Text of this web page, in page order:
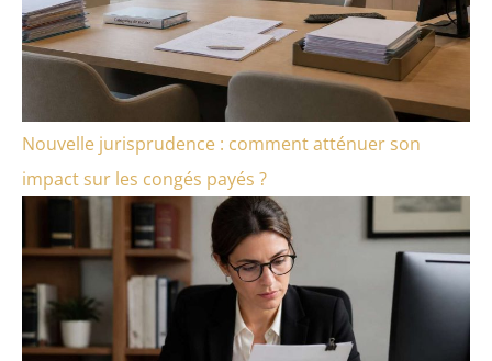
Nouvelle jurisprudence : comment atténuer son
impact sur les congés payés ?